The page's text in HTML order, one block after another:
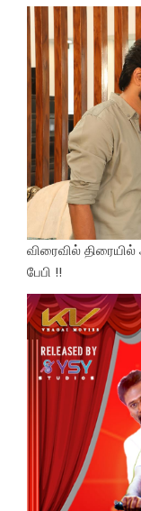
விரைவில்
பேபி !!